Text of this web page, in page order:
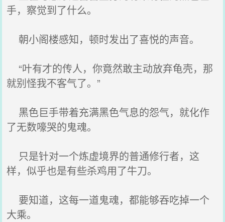
手，察觉到了什么。
朝小阁楼感知，顿时发出了喜悦的声音。
“叶有才的传人，你竟然敢主动放弃龟壳，那
就别怪我不客气了。”
黑色巨手带着充满黑色气息的怨气，就化作
了无数嚎哭的鬼魂。
只是针对一个炼虚境界的普通修行者，这
样，似乎也是有些杀鸡用了牛刀。
要知道，这每一道鬼魂，都能够吞吃掉一个
大乘。